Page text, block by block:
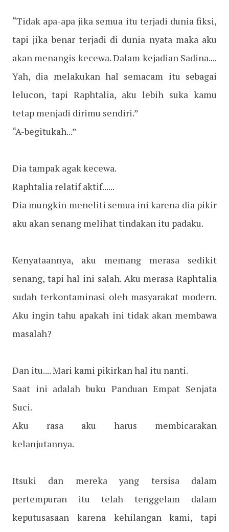
“Tidak apa-apa jika semua itu terjadi dunia fiksi,
tapi jika benar terjadi di dunia nyata maka aku
akan menangis kecewa. Dalam kejadian Sadina....
Yah, dia melakukan hal semacam itu sebagai
lelucon, tapi Raphtalia, aku lebih suka kamu
tetap menjadi dirimu sendiri.”
“A-begitukah...”
Dia tampak agak kecewa.
Raphtalia relatif aktif......
Dia mungkin meneliti semua ini karena dia pikir
aku akan senang melihat tindakan itu padaku.
Kenyataannya, aku memang merasa sedikit
senang, tapi hal ini salah. Aku merasa Raphtalia
sudah terkontaminasi oleh masyarakat modern.
Aku ingin tahu apakah ini tidak akan membawa
masalah?
Dan itu.... Mari kami pikirkan hal itu nanti.
Saat ini adalah buku Panduan Empat Senjata
Suci.
Aku rasa aku harus membicarakan
kelanjutannya.
Itsuki dan mereka yang tersisa dalam
pertempuran itu telah tenggelam dalam
keputusasaan karena kehilangan kami, tapi